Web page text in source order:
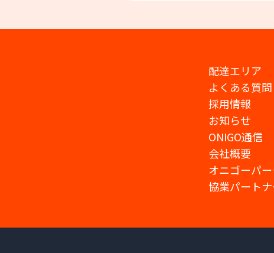
配達エリア
よくある質問
採用情報
お知らせ
ONIGO通信
会社概要
オニゴーパ
協業パート